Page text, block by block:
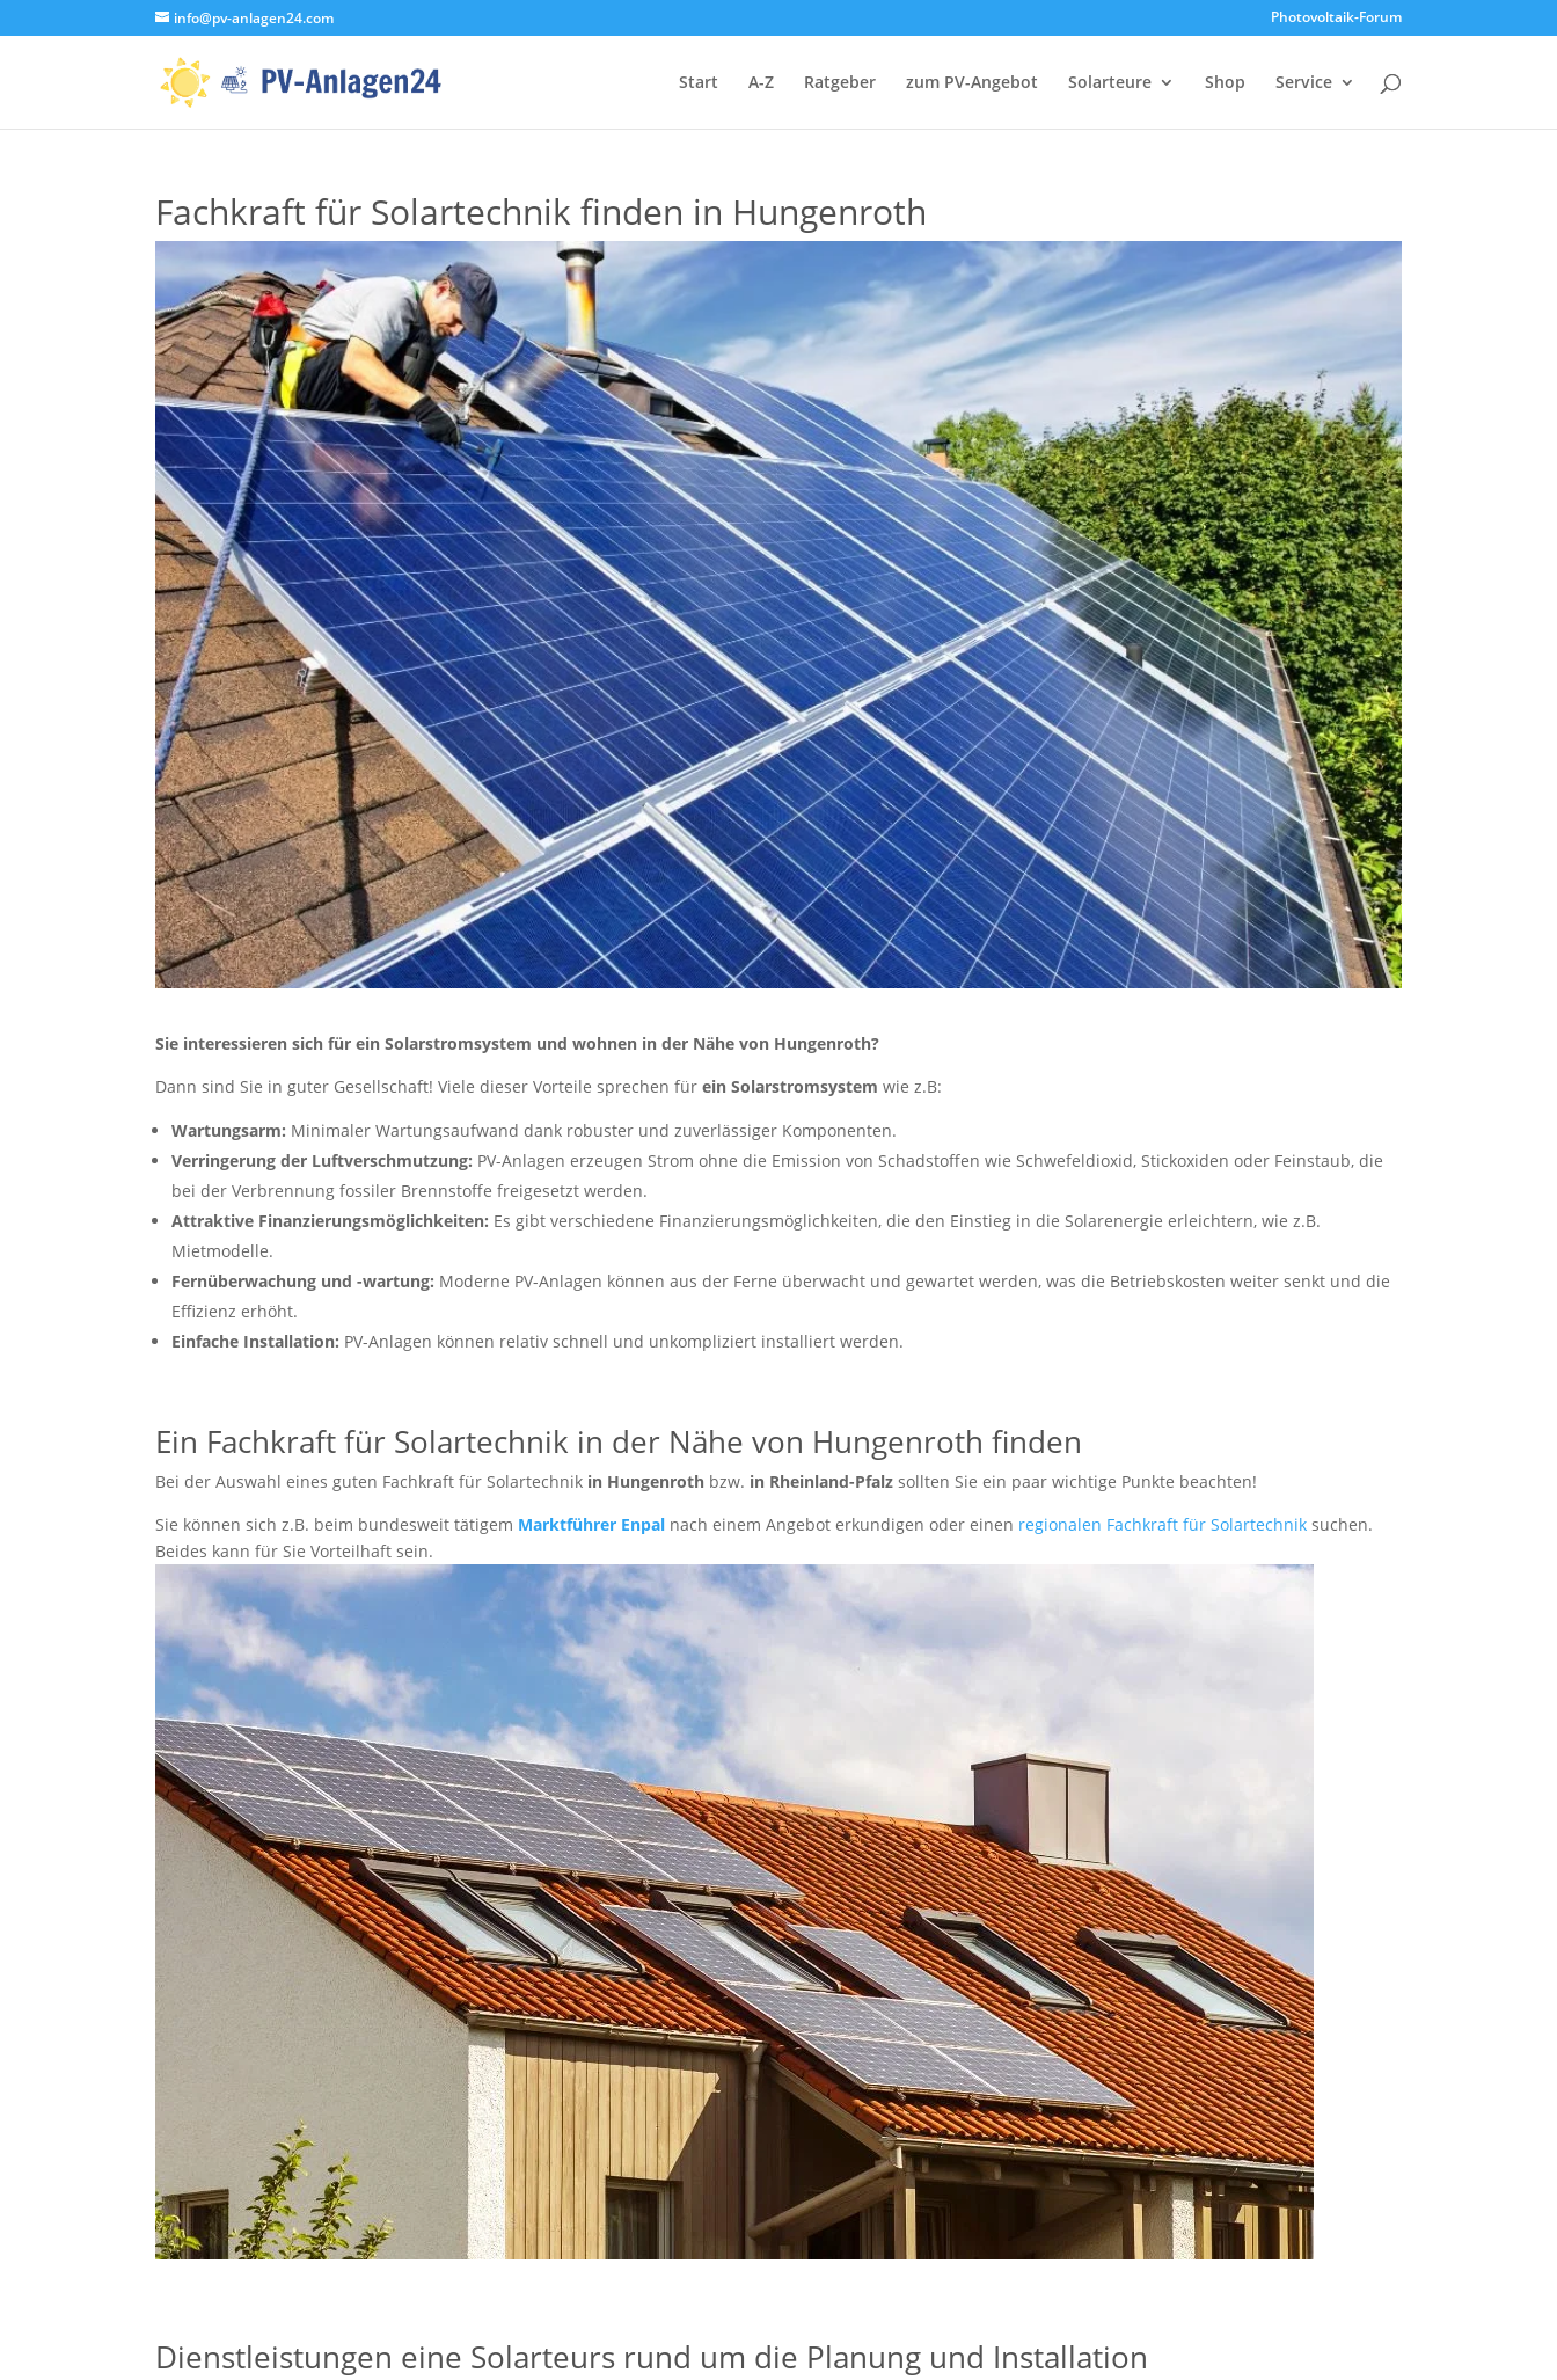
info@pv-anlagen24.com Photovoltaik-Forum
Start A-Z Ratgeber zum PV-Angebot Solarteure Shop Service
Fachkraft für Solartechnik finden in Hungenroth
Sie interessieren sich für ein Solarstromsystem und wohnen in der Nähe von Hungenroth?
Dann sind Sie in guter Gesellschaft! Viele dieser Vorteile sprechen fürein Solarstromsystemwie z.B:
Wartungsarm: Minimaler Wartungsaufwand dank robuster und zuverlässiger Komponenten.
Verringerung der Luftverschmutzung: PV-Anlagen erzeugen Strom ohne die Emission von Schadstoffen wie Schwefeldioxid, Stickoxiden oder Feinstaub, die
bei der Verbrennung fossiler Brennstoffe freigesetzt werden.
Attraktive Finanzierungsmöglichkeiten: Es gibt verschiedene Finanzierungsmöglichkeiten, die den Einstieg in die Solarenergie erleichtern, wie z.B.
Mietmodelle.
Fernüberwachung und -wartung: Moderne PV-Anlagen können aus der Ferne überwacht und gewartet werden, was die Betriebskosten weiter senkt und die
Effizienz erhöht.
Einfache Installation: PV-Anlagen können relativ schnell und unkompliziert installiert werden.
Ein Fachkraft für Solartechnik in der Nähe von Hungenroth finden
Bei der Auswahl eines guten Fachkraft für Solartechnik in Hungenroth bzw. in Rheinland-Pfalzsollten Sie ein paar wichtige Punkte beachten!
Sie können sich z.B. beim bundesweit tätigem Marktführer Enpal nach einem Angebot erkundigen oder einen regionalen Fachkraft für Solartechnik suchen.
Beides kann für Sie Vorteilhaft sein.
Dienstleistungen eine Solarteurs rund um die Planung und Installation